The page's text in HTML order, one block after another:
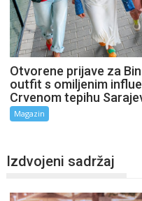
Otvorene prijave za
outfit s omiljenim
Crvenom tepihu
Magazin
Izdvojeni sadržaj